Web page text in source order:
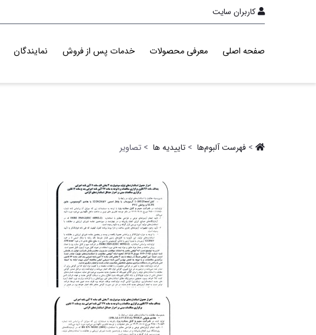
کاربران سایت
صفحه اصلی معرفی محصولات خدمات پس از فروش نمایندگان
> فهرست آلبو‌م‌ها ‏ > تاییدیه ها ‏ > تصاویر